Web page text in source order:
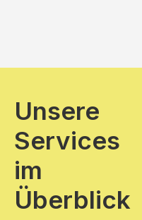
Unsere
Services
im
Überblick